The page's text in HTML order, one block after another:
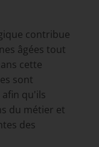
contribue
âgées tout
cette
sont
afin qu'ils
du métier et
des